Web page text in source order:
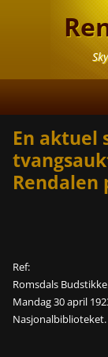
En aktuel
Rendalen
Ref:
Romsdals
Mandag 30 april
Nasjonalbiblioteket.